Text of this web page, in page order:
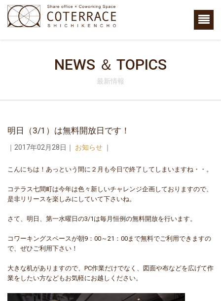
NEWS ＆ TOPICS
最新情報
明日（3/1）は無料開放日です！
｜2017年02月28日｜ お知らせ ｜
こんにちは！あっという間に２月も今日で終了してしまいますね・・。
コテラス七間町は今年は色々新しいチャレンジ企画しておりますので、
是非リリースを楽しみにしていて下さいね。
さて、明日、第一水曜日の3/1は毎月恒例の無料開放を行います。
コワーキングスペースが朝9：00～21：00まで無料でご利用できますの
で、ぜひご利用下さい！
大きな机がありますので、PC作業だけでなく、図面や布などを広げて作
業をしたい方などもお気軽にお越しください。